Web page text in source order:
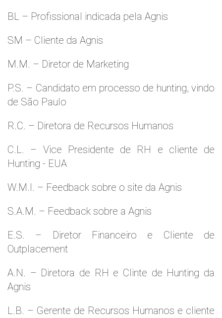
BL – Profissional indicada pela Agnis
SM – Cliente da Agnis
M.M. – Diretor de Marketing
P.S. – Candidato em processo de hunting, vindo
de São Paulo
R.C. – Diretora de Recursos Humanos
C.L. – Vice Presidente de RH e cliente de
Hunting - EUA
W.M.l. – Feedback sobre o site da Agnis
S.A.M. – Feedback sobre a Agnis
E.S. – Diretor Financeiro e Cliente de
Outplacement
A.N. – Diretora de RH e Clinte de Hunting da
Agnis
L.B. – Gerente de Recursos Humanos e cliente